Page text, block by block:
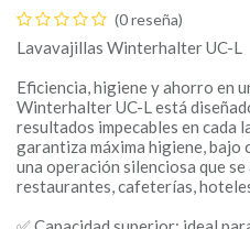
(0 reseña)
Lavavajillas Winterhalter UC-L
Eficiencia, higiene y ahorro en
Winterhalter UC-L está
resultados impecables en cada
garantiza máxima higiene, bajo
una operación silenciosa que
restaurantes, cafeterías,